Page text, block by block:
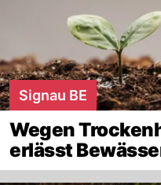
Signau BE
Wegen
erlässt